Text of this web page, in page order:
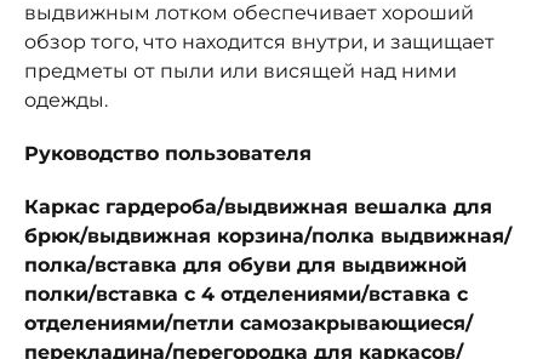
выдвижным лотком обеспечивает хороший
обзор того, что находится внутри, и защищает
предметы от пыли или висящей над ними
одежды.
Руководство пользователя
Каркас гардероба/выдвижная вешалка для
брюк/выдвижная корзина/полка выдвижная/
полка/вставка для обуви для выдвижной
полки/вставка с 4 отделениями/вставка с
отделениями/петли самозакрывающиеся/
перекладина/перегородка для каркасов/